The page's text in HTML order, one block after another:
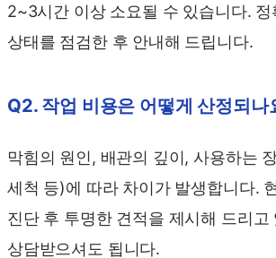
2~3시간 이상 소요될 수 있습니다.
상태를 점검한 후 안내해 드립니다.
Q2. 작업 비용은 어떻게 산정되나
막힘의 원인, 배관의 깊이, 사용하는
세척 등)에 따라 차이가 발생합니다.
진단 후 투명한 견적을 제시해 드리고
상담받으셔도 됩니다.